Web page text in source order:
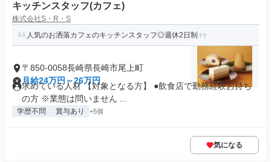
キッチンスタッフ(カフェ)
株式会社S・R・S
人気のお洒落カフェのキッチンスタッフ◎週休2日制
〒850-0058長崎県長崎市尾上町
月給24万円～26万円
求めている人材 【対象となる方】 ●飲食店で勤務経験お持ち
の方 ※業態は問いません ...
学歴不問 賞与あり +5個
気になる